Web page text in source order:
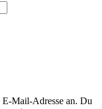
E-Mail-Adresse an. Du